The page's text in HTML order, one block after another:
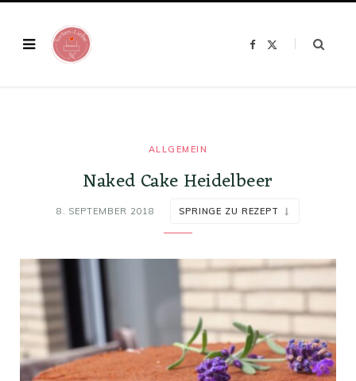
F
ALLGEMEIN
Naked Cake Heidelbeer
8. SEPTEMBER 2018 SPRINGE ZU REZEPT